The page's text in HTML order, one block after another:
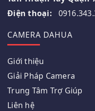
Điện thoại:
CAMERA DAHUA
Giới thiệu
Giải Pháp Camera
Trung Tâm Trợ Giúp
Liên hệ